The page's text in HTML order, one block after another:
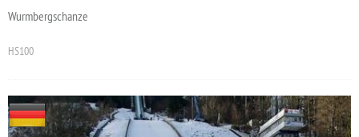
Wurmbergschanze
HS100